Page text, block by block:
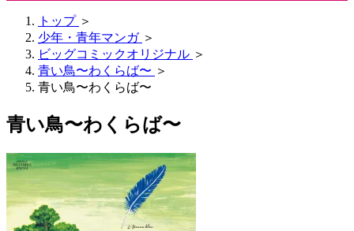
トップ ＞
少年・青年マンガ ＞
ビッグコミックオリジナル ＞
青い鳥〜わくらば〜 ＞
青い鳥〜わくらば〜
青い鳥〜わくらば〜